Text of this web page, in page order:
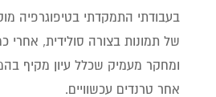
בעבודתי התמקדתי בטיפוגרפיה
של תמונות בצורה סולידית, אחרי
ומחקר מעמיק שכלל עיון מקיף
אחר טרנדים עכשוויים.